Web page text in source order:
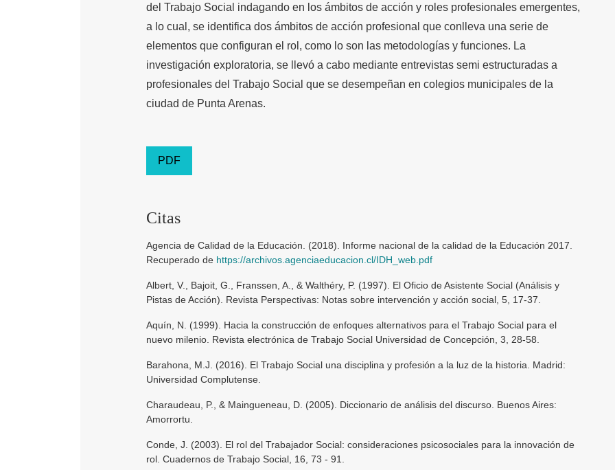
del Trabajo Social indagando en los ámbitos de acción y roles profesionales emergentes,
a lo cual, se identifica dos ámbitos de acción profesional que conlleva una serie de
elementos que configuran el rol, como lo son las metodologías y funciones. La
investigación exploratoria, se llevó a cabo mediante entrevistas semi estructuradas a
profesionales del Trabajo Social que se desempeñan en colegios municipales de la
ciudad de Punta Arenas.
PDF
Citas
Agencia de Calidad de la Educación. (2018). Informe nacional de la calidad de la Educación 2017.
Recuperado de https://archivos.agenciaeducacion.cl/IDH_web.pdf
Albert, V., Bajoit, G., Franssen, A., & Walthéry, P. (1997). El Oficio de Asistente Social (Análisis y
Pistas de Acción). Revista Perspectivas: Notas sobre intervención y acción social, 5, 17-37.
Aquín, N. (1999). Hacia la construcción de enfoques alternativos para el Trabajo Social para el
nuevo milenio. Revista electrónica de Trabajo Social Universidad de Concepción, 3, 28-58.
Barahona, M.J. (2016). El Trabajo Social una disciplina y profesión a la luz de la historia. Madrid:
Universidad Complutense.
Charaudeau, P., & Maingueneau, D. (2005). Diccionario de análisis del discurso. Buenos Aires:
Amorrortu.
Conde, J. (2003). El rol del Trabajador Social: consideraciones psicosociales para la innovación de
rol. Cuadernos de Trabajo Social, 16, 73 - 91.